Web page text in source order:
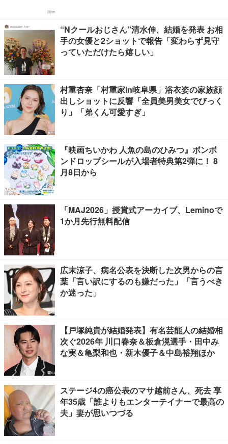
“Nクールおじさん”清水伸、結婚を発表 お相
手の女優と2ショットで報告「変わらず見守
っていただけたら嬉しい」
村重杏奈「村重家in岐阜県」浴衣姿の家族顔
出しショットに反響「全員美男美女でびっく
り」「弟くん可愛すぎ」
『映画ちいかわ 人魚の島のひみつ』ボンボ
ンドロップシールが入場者特典第2弾に！ 8
月8日から
「MAJ2026」授賞式アーカイブ、Leminoで
1か月先行無料配信
広末涼子、病名公表を決断した次男からの言
葉「言い訳にするのも嫌だった」「言うべき
か迷った」
【戸塚純貴が結婚発表】有名芸能人の結婚相
次ぐ2026年 川口春奈＆板倉滉選手・田中み
な実＆亀梨和也・新木優子＆中島裕翔ほか
ステージ4の癌公表のマサ越前さん、死去 享
年35歳「誰よりもエンターテイナーで最高の
夫」妻が思いつづる